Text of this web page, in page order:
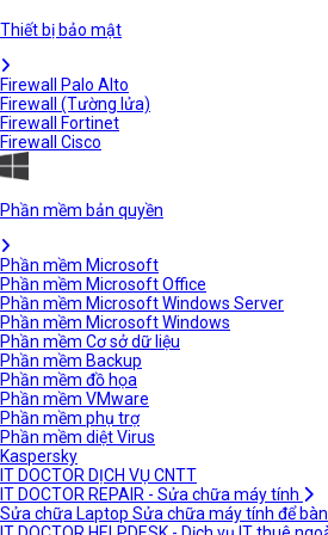
Thiết bị bảo mật
Firewall Palo Alto
Firewall (Tường lửa)
Firewall Fortinet
Firewall Cisco
Phần mềm bản quyền
Phần mềm Microsoft
Phần mềm Microsoft Office
Phần mềm Microsoft Windows Server
Phần mềm Microsoft Windows
Phần mềm Cơ sở dữ liệu
Phần mềm Backup
Phần mềm đồ họa
Phần mềm VMware
Phần mềm phụ trợ
Phần mềm diệt Virus
Kaspersky
IT DOCTOR DỊCH VỤ CNTT
IT DOCTOR REPAIR - Sửa chữa máy tính
Sửa chữa Laptop Sửa chữa máy tính để bàn